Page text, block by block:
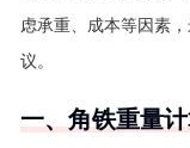
虑承重、成本等因素
议。
一、角铁重量